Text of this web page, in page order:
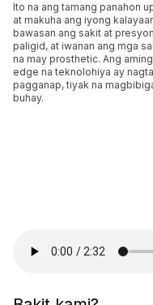
Ito na ang tamang panahon
at makuha ang iyong
bawasan ang sakit at
paligid, at iwanan ang mga
na may prosthetic. Ang
edge na teknolohiya ay
pagganap, tiyak na
buhay.